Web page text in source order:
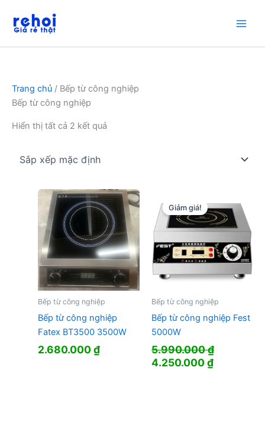
dung
Trang chủ / Bếp từ công nghiệp
Bếp từ công nghiệp
Hiển thị tất cả 2 kết quả
Bếp từ công nghiệp
Bếp từ công nghiệp
Fatex BT3500 3500W
2.680.000₫
Giảm giá!
Bếp từ công nghiệp
Bếp từ công nghiệp Fest
5000W
5.990.000₫
Giá
4.250.000₫Giá